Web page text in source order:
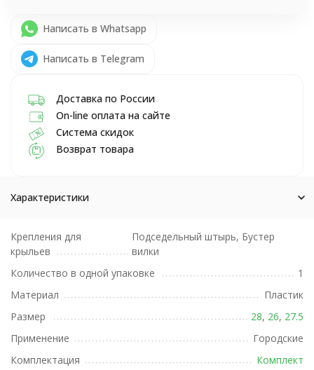
Написать в Whatsapp
Написать в Telegram
Доставка по России
On-line оплата на сайте
Система скидок
Возврат товара
Характеристики
Крепления для
крыльев
Подседельный штырь, Бустер
вилки
Количество в одной упаковке
1
Материал
Пластик
Размер
28, 26, 27.5
Применение
Городские
Комплектация
Комплект